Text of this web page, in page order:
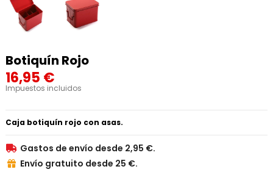
Botiquín Rojo
16,95 €
Impuestos incluidos
Caja botiquín rojo con asas.
 Gastos de envío desde 2,95 €.
 Envío gratuito desde 25 €.